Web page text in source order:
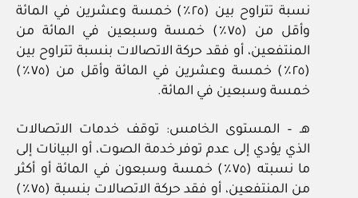
نسبة تتراوح بين (٢٥٪) خمسة وعشرين في المائة
وأقل من (٧٥٪) خمسة وسبعين في المائة من
المنتفعين، أو فقد حركة الاتصالات بنسبة تتراوح بين
(٢٥٪) خمسة وعشرين في المائة وأقل من (٧٥٪)
خمسة وسبعين في المائة.
هـ – المستوى الخامس: توقف خدمات الاتصالات
الذي يؤدي إلى عدم توفر خدمة الصوت، أو البيانات إلى
ما نسبته (٧٥٪) خمسة وسبعون في المائة أو أكثر
من المنتفعين، أو فقد حركة الاتصالات بنسبة (٧٥٪)